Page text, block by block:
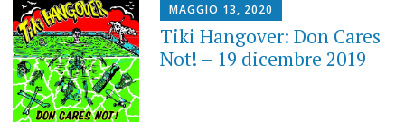
MAGGIO 13, 2020
Tiki Hangover: Don Cares
Not! – 19 dicembre 2019